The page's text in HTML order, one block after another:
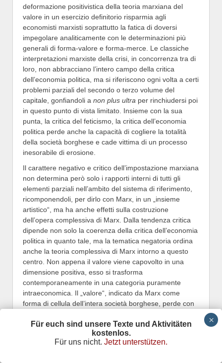
deformazione positivistica della teoria marxiana del
valore in un esercizio definitorio risparmia agli
economisti marxisti soprattutto la fatica di doversi
impegolare analiticamente con le determinazioni più
generali di forma-valore e forma-merce. Le classiche
interpretazioni marxiste della crisi, in concorrenza tra di
loro, non abbracciano l’intero campo della critica
dell’economia politica, ma si riferiscono ogni volta a certi
problemi parziali del secondo o terzo volume del
capitale, gonfiandoli a non plus ultra per rinchiudersi poi
in questo punto di vista limitato. Insieme con la sua
punta, la critica del feticismo, la critica dell’economia
politica perde anche la capacità di cogliere la totalità
della società borghese e cade vittima di un processo
inesorabile di erosione.
Il carattere negativo e critico dell’impostazione marxiana
non determina però solo i rapporti interni di tutti gli
elementi parziali nell’ambito del sistema di riferimento,
ricomponendoli, per dirlo con Marx, in un „insieme
artistico“, ma ha anche effetti sulla costruzione
dell’opera complessiva di Marx. Dalla tendenza critica
dipende non solo la coerenza della critica dell’economia
politica in quanto tale, ma la tematica negatoria ordina
anche la teoria complessiva di Marx intorno a questo
centro. Non appena il valore viene capovolto in una
dimensione positiva, esso si trasforma
contemporaneamente in una categoria puramente
intraeconomica. Il „valore“, indicato da Marx come
forma di cellula dell’intera società borghese, perde con
rilevanza per la spiegazione di fenomeni
extraeconomici. Per trattare la sfera politica e ideologica
diventa così irrinunciabile l’elaborazione di autonomi
Für euch sind unsere Texte und Aktivitäten
kostenlos.
Für uns nicht. Jetzt unterstützen.